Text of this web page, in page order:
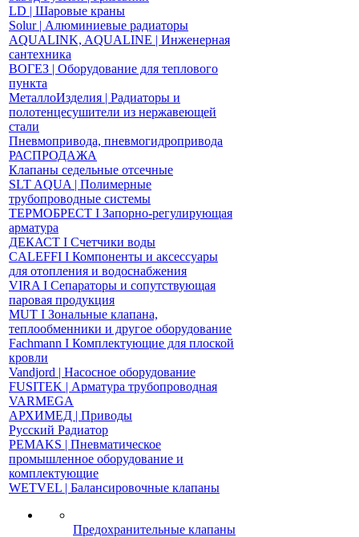
LD | Шаровые краны
Solur | Алюминиевые радиаторы
AQUALINK, AQUALINE | Инженерная
сантехника
ВОГЕЗ | Оборудование для теплового
пункта
МеталлоИзделия | Радиаторы и
полотенцесушители из нержавеющей
стали
Пневмопривода, пневмогидропривода
РАСПРОДАЖА
Клапаны седельные отсечные
SLT AQUA | Полимерные
трубопроводные системы
ТЕРМОБРЕСТ І Запорно-регулирующая
арматура
ДЕКАСТ І Счетчики воды
CALEFFI І Компоненты и аксессуары
для отопления и водоснабжения
VIRA І Сепараторы и сопутствующая
паровая продукция
MUT І Зональные клапана,
теплообменники и другое оборудование
Fachmann І Комплектующие для плоской
кровли
Vandjord | Насосное оборудование
FUSITEK | Арматура трубопроводная
VARMEGA
АРХИМЕД | Приводы
Русский Радиатор
PEMAKS | Пневматическое
промышленное оборудование и
комплектующие
WETVEL | Балансировочные клапаны
Предохранительные клапаны